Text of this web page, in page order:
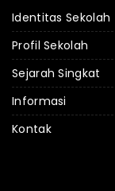
Identitas Sekolah
Profil Sekolah
Sejarah Singkat
Informasi
Kontak